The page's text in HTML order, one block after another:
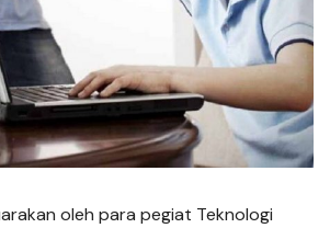
oleh para pegiat Teknologi